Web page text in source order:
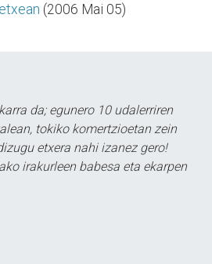
(2006 Mai 05)
da; egunero 10 udalerriren
tokiko komertzioetan zein
etxera nahi izanez gero!
irakurleen babesa eta ekarpen